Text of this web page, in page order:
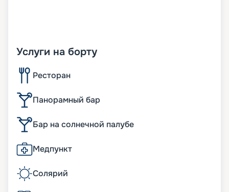
Услуги на борту
Ресторан
Панорамный бар
Бар на солнечной палубе
Медпункт
Солярий